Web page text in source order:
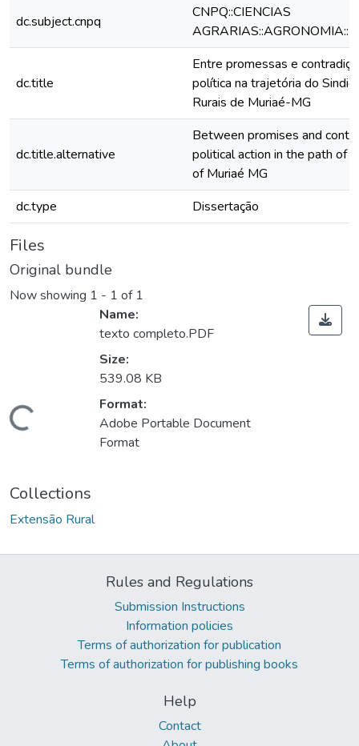
dc.subject.cnpq
CNPQ::CIENCIAS
dc.title
Entre promessas e
política na trajetória do
Rurais de Muriaé-MG
dc.title.alternative
Between promises and
political action in the path of
of Muriaé MG
dc.type
Dissertação
Files
Original bundle
Now showing 1 - 1 of 1
Name:
texto completo.PDF
Size:
539.08 KB
Format:
Adobe Portable Document
Format
Collections
Extensão Rural
Rules and Regulations
Submission Instructions
Information policies
Terms of authorization for publication
Terms of authorization for publishing books
Help
Contact